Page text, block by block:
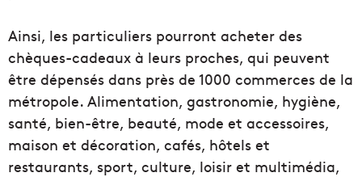
Ainsi, les particuliers pourront acheter des
chèques-cadeaux à leurs proches, qui peuvent
être dépensés dans près de 1000 commerces de la
métropole. Alimentation, gastronomie, hygiène,
santé, bien-être, beauté, mode et accessoires,
maison et décoration, cafés, hôtels et
restaurants, sport, culture, loisir et multimédia,